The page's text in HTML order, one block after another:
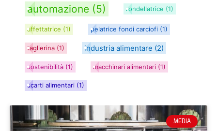
MEDIA
automazione (5) rondellatrice (1)
affettatrice (1) pelatrice fondi carciofi (1)
taglierina (1) industria alimentare (2)
sostenibilità (1) macchinari alimentari (1)
scarti alimentari (1)